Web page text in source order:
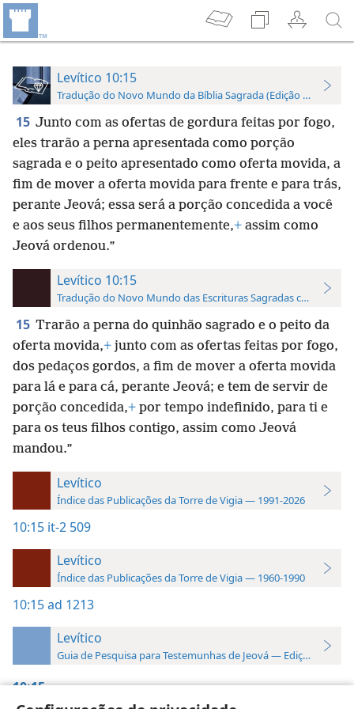
Levítico 10:15
Tradução do Novo Mundo da Bíblia Sagrada (Edição de Estudo)
15 Junto com as ofertas de gordura feitas por fogo,
eles trarão a perna apresentada como porção
sagrada e o peito apresentado como oferta movida, a
fim de mover a oferta movida para frente e para trás,
perante Jeová; essa será a porção concedida a você
e aos seus filhos permanentemente,+ assim como
Jeová ordenou.”
Levítico 10:15
Tradução do Novo Mundo das Escrituras Sagradas com
15 Trarão a perna do quinhão sagrado e o peito da
oferta movida,+ junto com as ofertas feitas por fogo,
dos pedaços gordos, a fim de mover a oferta movida
para lá e para cá, perante Jeová; e tem de servir de
porção concedida,+ por tempo indefinido, para ti e
para os teus filhos contigo, assim como Jeová
mandou.”
Levítico
Índice das Publicações da Torre de Vigia — 1991-2026
10:15 it-2 509
Levítico
Índice das Publicações da Torre de Vigia — 1960-1990
10:15ad 1213
Levítico
Guia de Pesquisa para Testemunhas de Jeová — Edição 2019
10:15